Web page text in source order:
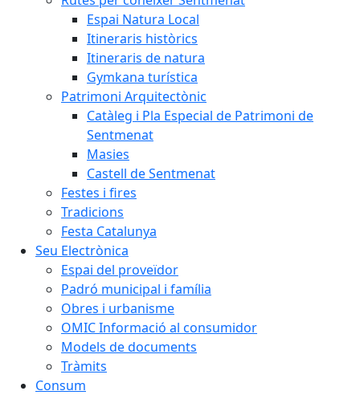
Espai Natura Local
Itineraris històrics
Itineraris de natura
Gymkana turística
Patrimoni Arquitectònic
Catàleg i Pla Especial de Patrimoni de
Sentmenat
Masies
Castell de Sentmenat
Festes i fires
Tradicions
Festa Catalunya
Seu Electrònica
Espai del proveïdor
Padró municipal i família
Obres i urbanisme
OMIC Informació al consumidor
Models de documents
Tràmits
Consum